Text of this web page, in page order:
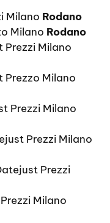
Milano Rodano
Milano Rodano
Prezzi Milano
Prezzo Milano
Prezzi Milano
Prezzi Milano
Prezzi
Milano